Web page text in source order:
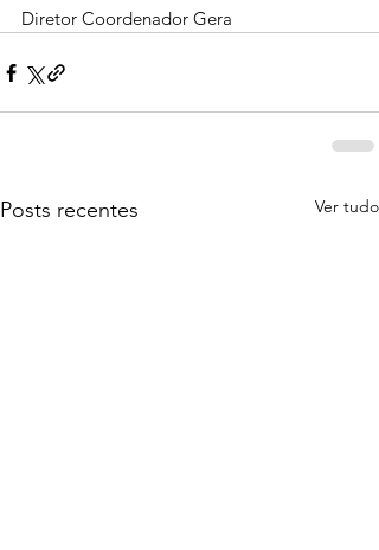
Diretor Coordenador Gera
Posts recentes Ver tudo